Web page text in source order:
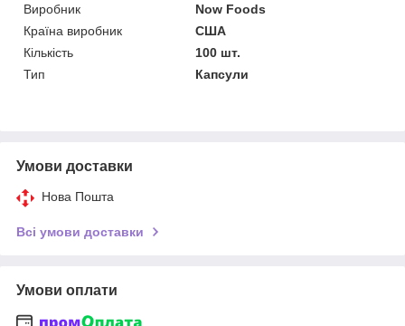
Виробник
Now Foods
Країна виробник
США
Кількість
100 шт.
Тип
Капсули
Умови доставки
Нова Пошта
Всі умови доставки
Умови оплати